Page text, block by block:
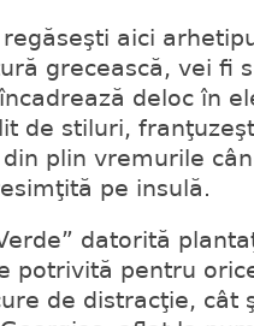
aici
grecească, vei fi
deloc în
de stiluri,
plin vremurile
pe insulă.
datorită
potrivită pentru
de distracţie, cât